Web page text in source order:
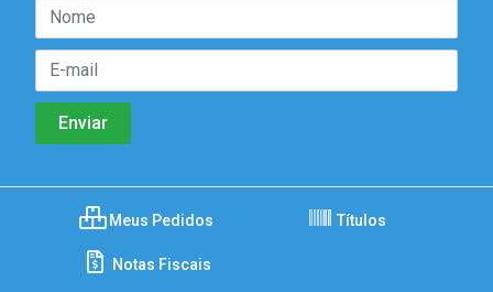
Meus Pedidos Títulos
Notas Fiscais